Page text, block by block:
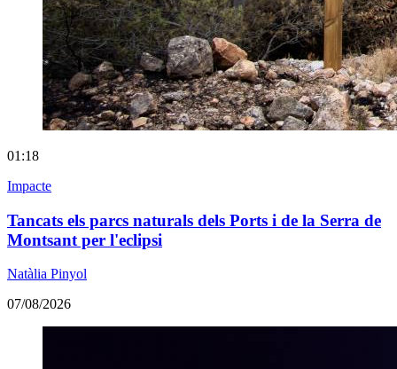
01:18
Impacte
Tancats els parcs naturals dels Ports i de la Serra de
Montsant per l'eclipsi
Natàlia Pinyol
07/08/2026